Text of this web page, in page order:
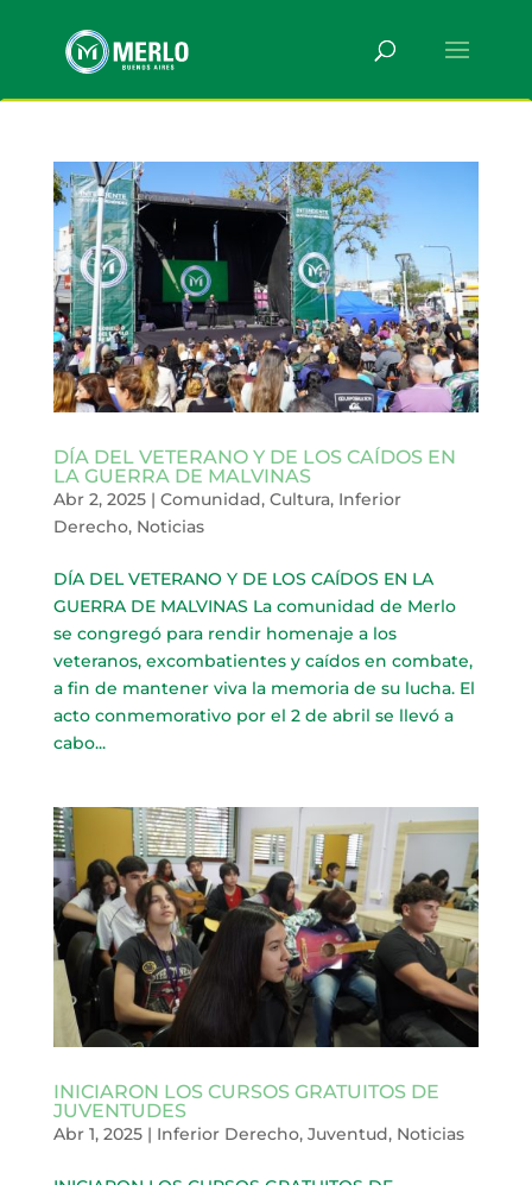
DÍA DEL VETERANO Y DE LOS CAÍDOS EN
LA GUERRA DE MALVINAS
Abr 2, 2025| Comunidad, Cultura, Inferior
Derecho, Noticias
DÍA DEL VETERANO Y DE LOS CAÍDOS EN LA
GUERRA DE MALVINAS La comunidad de Merlo
se congregó para rendir homenaje a los
veteranos, excombatientes y caídos en combate,
a fin de mantener viva la memoria de su lucha. El
acto conmemorativo por el 2 de abril se llevó a
cabo...
INICIARON LOS CURSOS GRATUITOS DE
JUVENTUDES
Abr 1, 2025| Inferior Derecho, Juventud, Noticias